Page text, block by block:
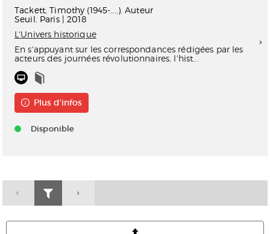
Tackett, Timothy (1945-....). Auteur
Seuil. Paris | 2018
L'Univers historique
En s'appuyant sur les correspondances rédigées par les
acteurs des journées révolutionnaires, l'hist...
Plus d'infos
Disponible